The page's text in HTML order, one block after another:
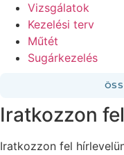
Vizsgálatok
Kezelési terv
Műtét
Sugárkezelés
Iratkozzon fel
Iratkozzon fel